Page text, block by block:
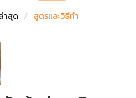
าสุด สูตรและวิธีทำ